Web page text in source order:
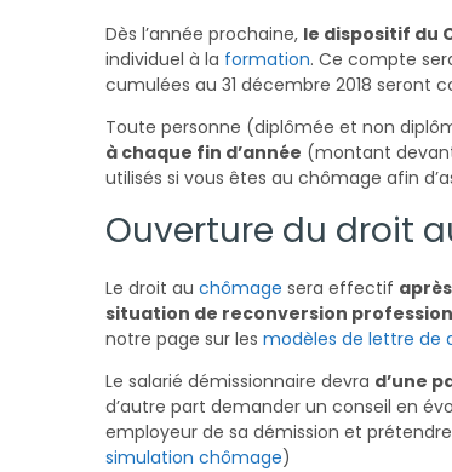
Dès l’année prochaine, le dispositif du
individuel à la formation. Ce compte
cumulées au 31 décembre 2018 seront
Toute personne (diplômée et non
à chaque fin d’année (montant
utilisés si vous êtes au chômage afin
Ouverture du droit
Le droit au chômage sera effectif
situation de reconversion
notre page sur les modèles de lettre de
Le salarié démissionnaire devra d’une
d’autre part demander un conseil en
employeur de sa démission et
simulation chômage)